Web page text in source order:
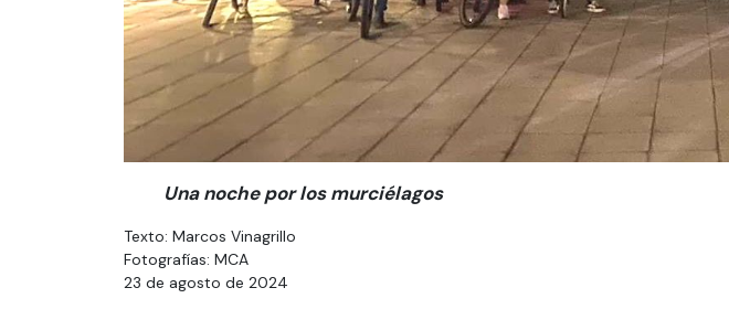
Una noche por los murciélagos
Texto: Marcos Vinagrillo
Fotografías: MCA
23 de agosto de 2024